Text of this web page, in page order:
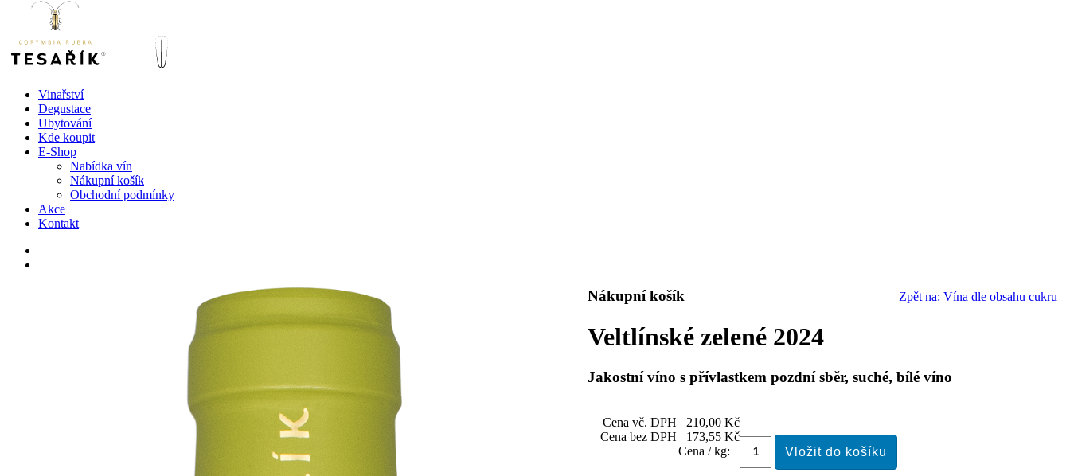
Vinařství
Degustace
Ubytování
Kde koupit
E-Shop
Nabídka vín
Nákupní košík
Obchodní podmínky
Akce
Kontakt
Zpět na: Vína dle obsahu cukru
Veltlínské zelené 2024
Jakostní víno s přívlastkem pozdní sběr, suché, bílé víno
Cena vč. DPH
210,00 Kč
Cena bez DPH
173,55 Kč
Cena / kg:
Nákupní košík